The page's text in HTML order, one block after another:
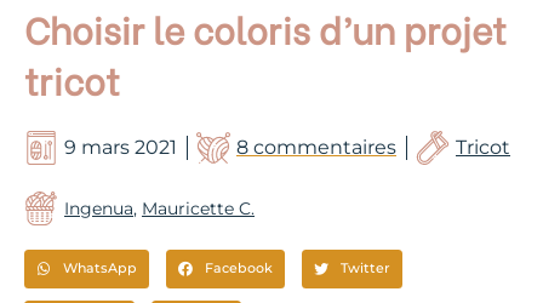
Choisir le coloris d’un projet
tricot
9 mars 2021 8 commentaires Tricot
Ingenua, Mauricette C.
WhatsApp Facebook Twitter